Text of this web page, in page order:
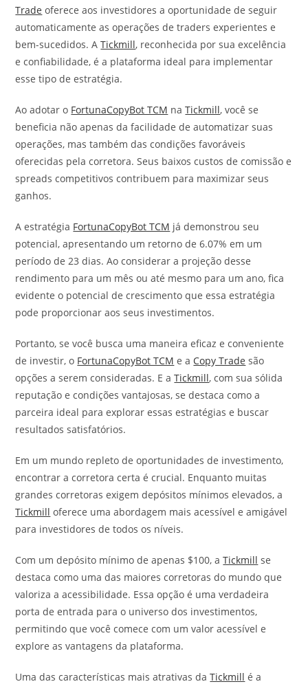
Trade oferece aos investidores a oportunidade de seguir
automaticamente as operações de traders experientes e
bem-sucedidos. ATickmill, reconhecida por sua excelência
e confiabilidade, é a plataforma ideal para implementar
esse tipo de estratégia.
Ao adotar o FortunaCopyBot TCM naTickmill, você se
beneficia não apenas da facilidade de automatizar suas
operações, mas também das condições favoráveis
oferecidas pela corretora. Seus baixos custos de comissão e
spreads competitivos contribuem para maximizar seus
ganhos.
A estratégia FortunaCopyBot TCM já demonstrou seu
potencial, apresentando um retorno de 6.07% em um
período de 23 dias. Ao considerar a projeção desse
rendimento para um mês ou até mesmo para um ano, fica
evidente o potencial de crescimento que essa estratégia
pode proporcionar aos seus investimentos.
Portanto, se você busca uma maneira eficaz e conveniente
de investir, o FortunaCopyBot TCM e a Copy Trade são
opções a serem consideradas. E aTickmill, com sua sólida
reputação e condições vantajosas, se destaca como a
parceira ideal para explorar essas estratégias e buscar
resultados satisfatórios.
Em um mundo repleto de oportunidades de investimento,
encontrar a corretora certa é crucial. Enquanto muitas
grandes corretoras exigem depósitos mínimos elevados, a
Tickmill oferece uma abordagem mais acessível e amigável
para investidores de todos os níveis.
Com um depósito mínimo de apenas $100, aTickmill se
destaca como uma das maiores corretoras do mundo que
valoriza a acessibilidade. Essa opção é uma verdadeira
porta de entrada para o universo dos investimentos,
permitindo que você comece com um valor acessível e
explore as vantagens da plataforma.
Uma das características mais atrativas daTickmill é a